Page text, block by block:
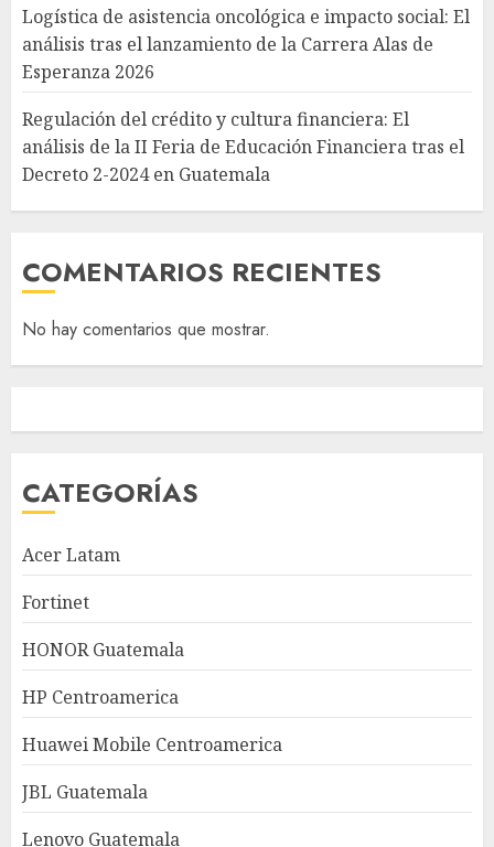
Logística de asistencia oncológica e impacto social: El
análisis tras el lanzamiento de la Carrera Alas de
Esperanza 2026
Regulación del crédito y cultura financiera: El
análisis de la II Feria de Educación Financiera tras el
Decreto 2-2024 en Guatemala
COMENTARIOS RECIENTES
No hay comentarios que mostrar.
CATEGORÍAS
Acer Latam
Fortinet
HONOR Guatemala
HP Centroamerica
Huawei Mobile Centroamerica
JBL Guatemala
Lenovo Guatemala